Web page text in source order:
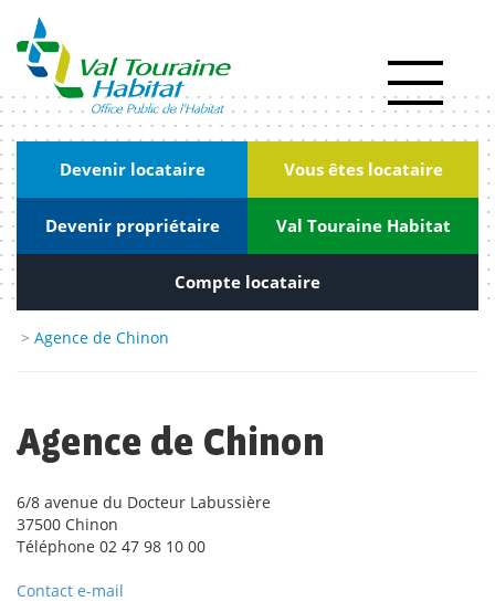
Actualités
RSE
|
Innovation
Kiosque
rejoindre
Contact
Devenir locataire Vous êtes locataire
Devenir propriétaire Val Touraine Habitat
Compte locataire
> Agence de Chinon
Agence de Chinon
6/8 avenue du Docteur Labussière
37500 Chinon
Téléphone 02 47 98 10 00
Contact e-mail